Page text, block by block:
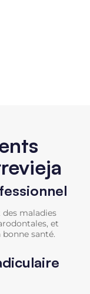
maladies
et
santé.